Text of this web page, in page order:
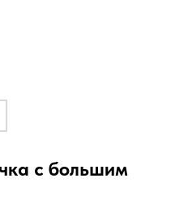
с большим